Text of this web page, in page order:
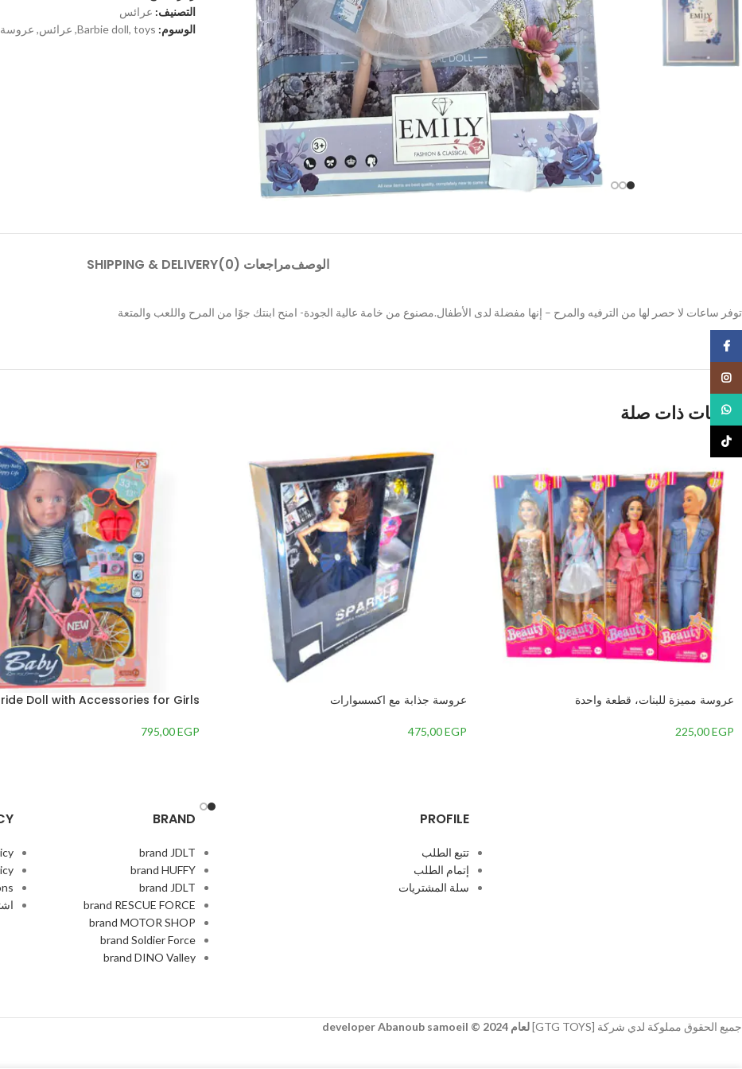
التصنيف: عرائس
الوسوم:
Barbie doll, toys
, عرائس, عروسة
الوصفمراجعات (0) SHIPPING & DELIVERY
توفر ساعات لا حصر لها من الترفيه والمرح – إنها مفضلة لدى الأطفال.مصنوع من خامة عالية الجودة- امنح ابنتك جوًا من المرح واللعب والمتعة
منتجات ذات صلة
عروسة مميزة للبنات، قطعة واحدة
225,00EGP
عروسة جذابة مع اكسسوارات
475,00EGP
Doll with Accessories for Girls
795,00EGP
PROFILE
تتبع الطلب
إتمام الطلب
سلة المشتريات
BRAND
brand JDLT
brand HUFFY
brand JDLT
brand RESCUE FORCE
brand MOTOR SHOP
brand Soldier Force
brand DINO Valley
جميع الحقوق مملوكة لدي شركة [GTG TOYS] لعام 2024 © developer Abanoub samoeil
WhatsApp